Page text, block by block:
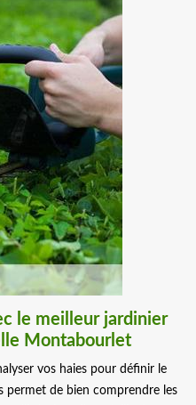
le meilleur jardinier
Montabourlet
vos haies pour définir le
permet de bien comprendre les